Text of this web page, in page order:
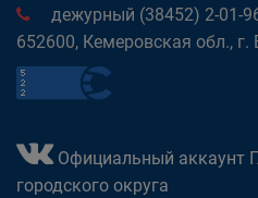
дежурный (38452) 2-01-
652600, Кемеровская обл., г.
Официальный аккаунт
городского округа